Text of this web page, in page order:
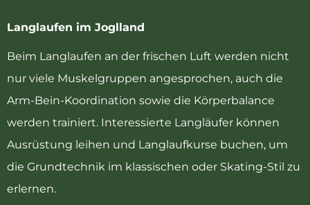
Langlaufen im Joglland
Beim Langlaufen an der frischen Luft werden nicht
nur viele Muskelgruppen angesprochen, auch die
Arm-Bein-Koordination sowie die Körperbalance
werden trainiert. Interessierte Langläufer können
Ausrüstung leihen und Langlaufkurse buchen, um
die Grundtechnik im klassischen oder Skating-Stil zu
erlernen.